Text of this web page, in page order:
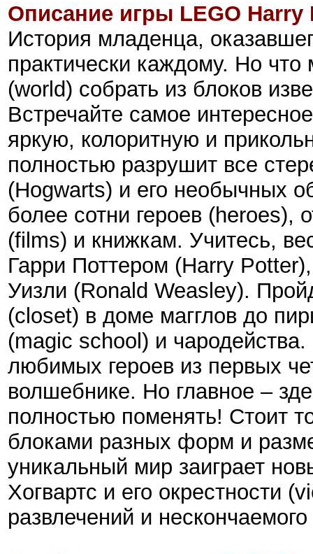
Описание игры LEGO Harry
История младенца,
практически каждому. Но
(world) собрать из блоков
Встречайте самое
яркую, колоритную и
полностью разрушит все
(Hogwarts) и его необычных
более сотни героев
(films) и книжкам. Учитесь,
Гарри Поттером (Harry
Уизли (Ronald Weasley).
(closet) в доме магглов до
(magic school) и
любимых героев из первых
волшебнике. Но главное –
полностью поменять! Стоит
блоками разных форм и
уникальный мир заиграет
Хогвартс и его окрестности
развлечений и